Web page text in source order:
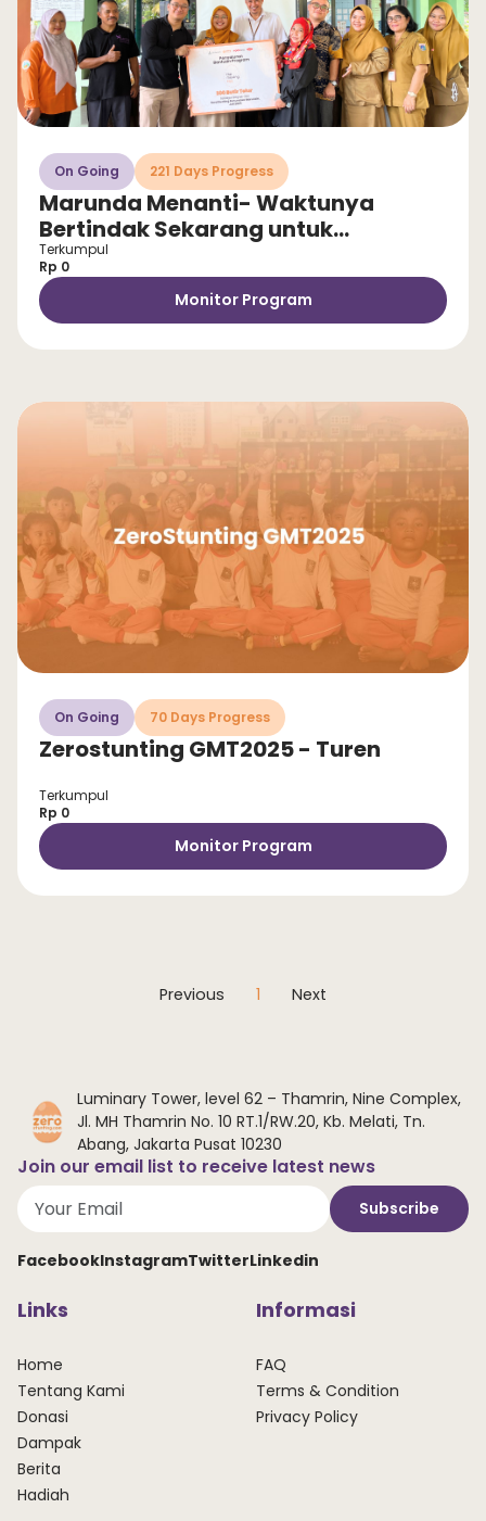
On Going 221 Days Progress
Marunda Menanti- Waktunya
Bertindak Sekarang untuk
Selamatkan Anak dari Stunting!
Terkumpul
Rp 0
Monitor Program
On Going 70 Days Progress
Zerostunting GMT2025 - Turen
Terkumpul
Rp 0
Monitor Program
Previous 1 Next
Luminary Tower, level 62 – Thamrin, Nine Complex,
Jl. MH Thamrin No. 10 RT.1/RW.20, Kb. Melati, Tn.
Abang, Jakarta Pusat 10230
Join our email list to receive latest news
Subscribe
FacebookInstagramTwitterLinkedin
Links
Home
Tentang Kami
Donasi
Dampak
Berita
Hadiah
Informasi
FAQ
Terms & Condition
Privacy Policy